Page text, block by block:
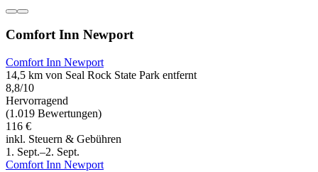
Comfort Inn Newport
Comfort Inn Newport
14,5 km von Seal Rock State Park entfernt
8,8/10
Hervorragend
(1.019 Bewertungen)
116 €
inkl. Steuern & Gebühren
1. Sept.–2. Sept.
Comfort Inn Newport